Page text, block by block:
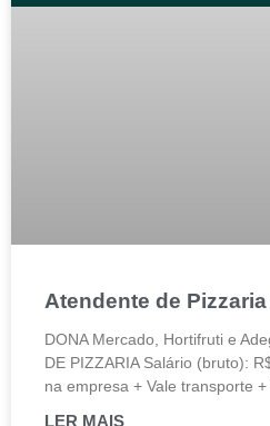
Atendente de Pizzaria
DONA Mercado, Hortifruti e
DE PIZZARIA Salário (bruto):
na empresa + Vale transporte
LER MAIS